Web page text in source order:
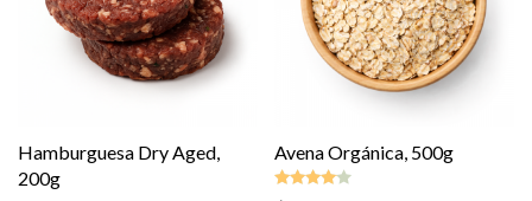
Hamburguesa Dry Aged,
200g
Avena Orgánica, 500g